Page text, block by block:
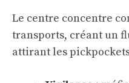
Le centre concentre
transports, créant un
attirant les